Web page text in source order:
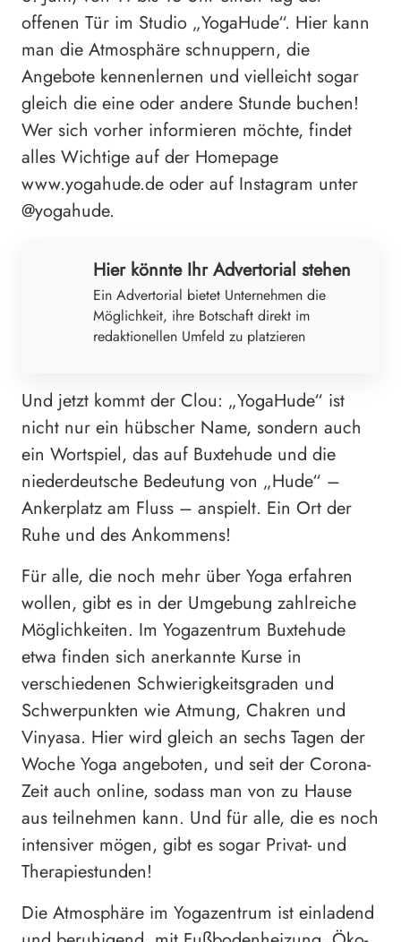
offenen Tür im Studio „YogaHude“. Hier kann
man die Atmosphäre schnuppern, die
Angebote kennenlernen und vielleicht sogar
gleich die eine oder andere Stunde buchen!
Wer sich vorher informieren möchte, findet
alles Wichtige auf der Homepage
www.yogahude.de oder auf Instagram unter
@yogahude.
Hier könnte Ihr Advertorial stehen
Ein Advertorial bietet Unternehmen die
Möglichkeit, ihre Botschaft direkt im
redaktionellen Umfeld zu platzieren
Und jetzt kommt der Clou: „YogaHude“ ist
nicht nur ein hübscher Name, sondern auch
ein Wortspiel, das auf Buxtehude und die
niederdeutsche Bedeutung von „Hude“ –
Ankerplatz am Fluss – anspielt. Ein Ort der
Ruhe und des Ankommens!
Für alle, die noch mehr über Yoga erfahren
wollen, gibt es in der Umgebung zahlreiche
Möglichkeiten. Im Yogazentrum Buxtehude
etwa finden sich anerkannte Kurse in
verschiedenen Schwierigkeitsgraden und
Schwerpunkten wie Atmung, Chakren und
Vinyasa. Hier wird gleich an sechs Tagen der
Woche Yoga angeboten, und seit der Corona-
Zeit auch online, sodass man von zu Hause
aus teilnehmen kann. Und für alle, die es noch
intensiver mögen, gibt es sogar Privat- und
Therapiestunden!
Die Atmosphäre im Yogazentrum ist einladend